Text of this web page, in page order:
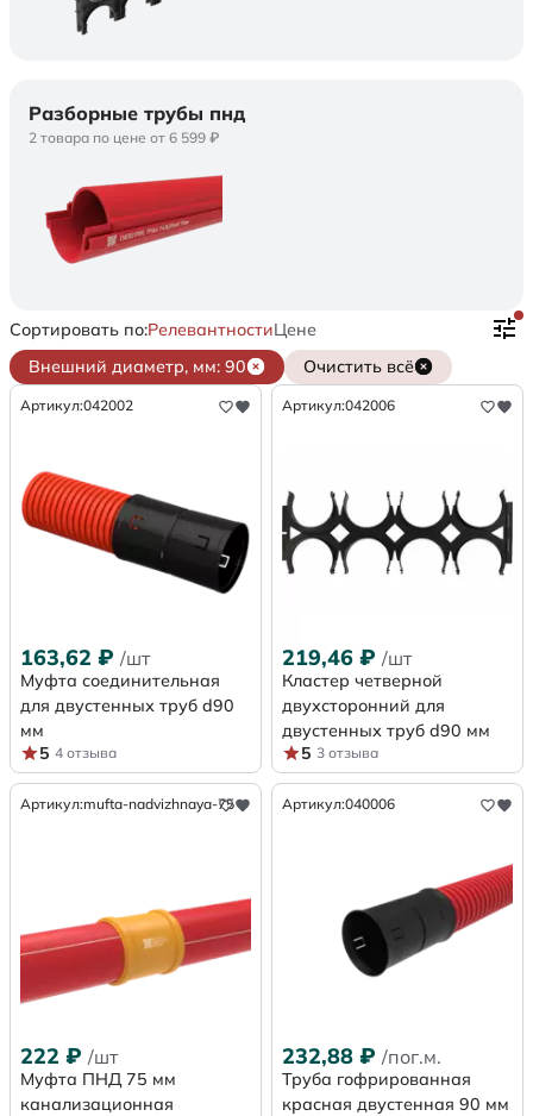
Разборные трубы пнд
2 товара по цене от 6 599 ₽
Сортировать по:РелевантностиЦене
Внешний диаметр, мм: 90
Очистить всё
Артикул:042002
163,62 ₽ /шт
Муфта соединительная
для двустенных труб d90
мм
5 4 отзыва
Артикул:042006
219,46 ₽ /шт
Кластер четверной
двухсторонний для
двустенных труб d90 мм
5 3 отзыва
Артикул:mufta-nadvizhnaya-75
222 ₽ /шт
Муфта ПНД 75 мм
канализационная
Артикул:040006
232,88 ₽ /пог.м.
Труба гофрированная
красная двустенная 90 мм